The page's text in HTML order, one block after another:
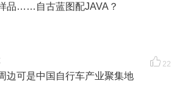
品……自古蓝图配JAVA？
22
边可是中国自行车产业聚集地